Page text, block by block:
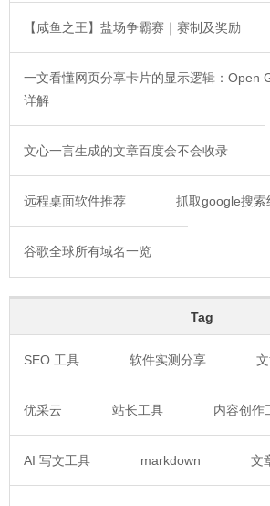
【咸鱼之王】盐场争霸赛｜赛制及奖励
一文看懂网页分享卡片的显示逻辑：Open
详解
文心一言生成的文章百度会不会收录
远程桌面软件推荐 抓取google搜索
谷歌全球所有域名一览
Tag
SEO 工具 软件实测分享
优采云 站长工具 内容创作
AI 写文工具 markdown 文